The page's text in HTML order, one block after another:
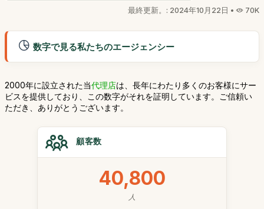
最終更新。: 2024年10月22日 • 70K
数字で見る私たちのエージェンシー
2000年に設立された当代理店は、長年にわたり多くのお客様にサー
ビスを提供しており、この数字がそれを証明しています。ご信頼い
ただき、ありがとうございます。
顧客数
40,800
人